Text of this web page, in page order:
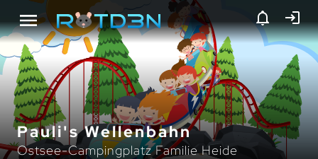
Pauli's Wellenbahn
Ostsee-Campingplatz Familie Heide